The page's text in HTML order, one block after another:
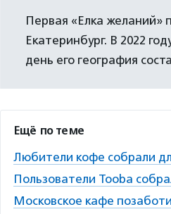
Первая «Елка желаний»
Екатеринбург. В 2022
день его география
Ещё по теме
Любители кофе собрали
Пользователи Tooba
Московское кафе